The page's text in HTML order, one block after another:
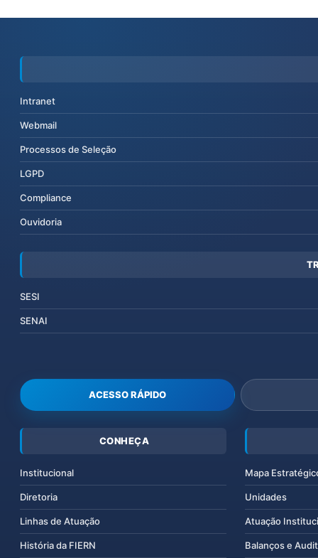
Intranet
Webmail
Processos de Seleção
LGPD
Compliance
Ouvidoria
SESI
SENAI
ACESSO RÁPIDO
CONHEÇA
Institucional
Diretoria
Linhas de Atuação
História da FIERN
Mapa
Unidades
Atuação
Balanços e